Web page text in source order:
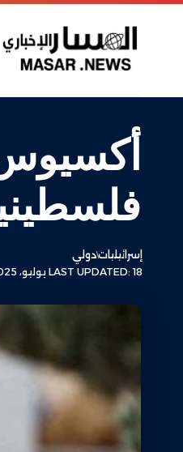
LAST UPDATED: 18 يوليو، 2025 9:23 م
إسرائيلياتدولي